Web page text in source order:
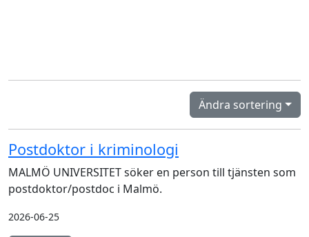
Ändra sortering
Postdoktor i kriminologi
MALMÖ UNIVERSITET söker en person till tjänsten som
postdoktor/postdoc i Malmö.
2026-06-25